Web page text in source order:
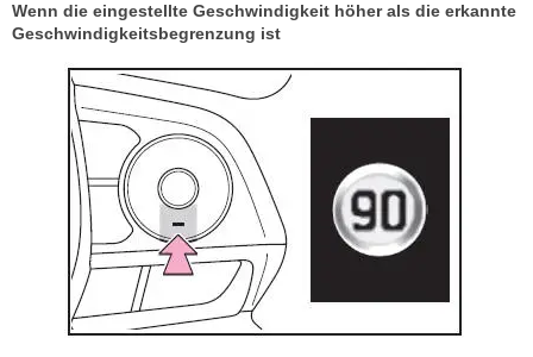
Wenn die eingestellte Geschwindigkeit höher als die erkannte
Geschwindigkeitsbegrenzung ist